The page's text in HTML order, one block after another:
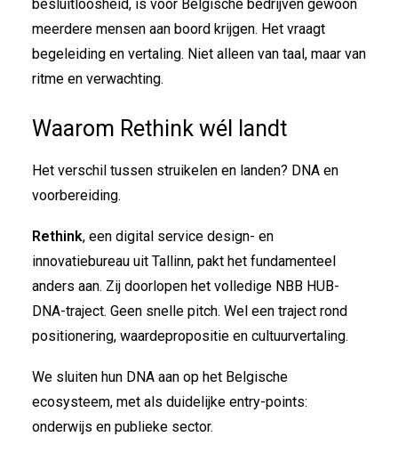
besluitloosheid, is voor Belgische bedrijven gewoon
meerdere mensen aan boord krijgen. Het vraagt
begeleiding en vertaling. Niet alleen van taal, maar van
ritme en verwachting.
Waarom Rethink wél landt
Het verschil tussen struikelen en landen? DNA en
voorbereiding.
Rethink, een digital service design- en
innovatiebureau uit Tallinn, pakt het fundamenteel
anders aan. Zij doorlopen het volledige NBB HUB-
DNA-traject. Geen snelle pitch. Wel een traject rond
positionering, waardepropositie en cultuurvertaling.
We sluiten hun DNA aan op het Belgische
ecosysteem, met als duidelijke entry-points:
onderwijs en publieke sector.